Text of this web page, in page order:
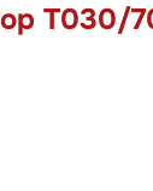
T030/